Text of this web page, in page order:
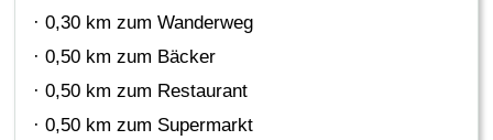
· 0,30 km zum Wanderweg
· 0,50 km zum Bäcker
· 0,50 km zum Restaurant
· 0,50 km zum Supermarkt